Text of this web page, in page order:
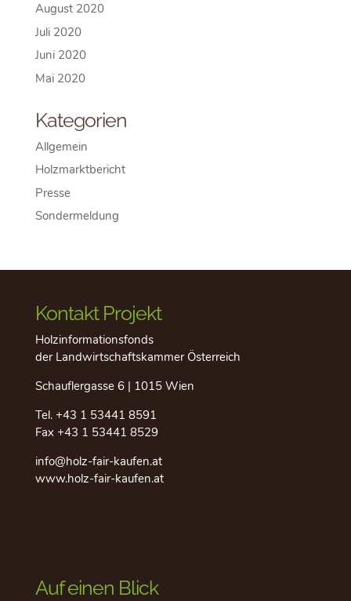
August 2020
Juli 2020
Juni 2020
Mai 2020
Kategorien
Allgemein
Holzmarktbericht
Presse
Sondermeldung
Kontakt Projekt
Holzinformationsfonds
der Landwirtschaftskammer Österreich
Schauflergasse 6 | 1015 Wien
Tel. +43 1 53441 8591
Fax +43 1 53441 8529
info@holz-fair-kaufen.at
www.holz-fair-kaufen.at
Auf einen Blick